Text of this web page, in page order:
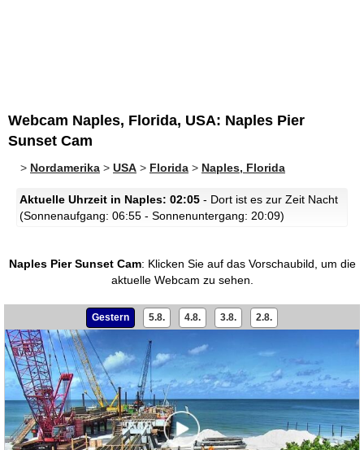
Webcam Naples, Florida, USA: Naples Pier
Sunset Cam
> Nordamerika > USA > Florida > Naples, Florida
Aktuelle Uhrzeit in Naples: 02:05 - Dort ist es zur Zeit Nacht
(Sonnenaufgang: 06:55 - Sonnenuntergang: 20:09)
Naples Pier Sunset Cam: Klicken Sie auf das Vorschaubild, um die
aktuelle Webcam zu sehen.
Gestern 5.8. 4.8. 3.8. 2.8.